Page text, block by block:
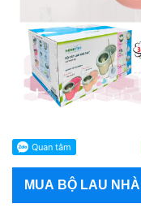
MUA BỘ LAU